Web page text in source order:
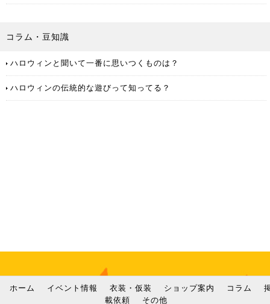
コラム・豆知識
ハロウィンと聞いて一番に思いつくものは？
ハロウィンの伝統的な遊びって知ってる？
ホーム イベント情報 衣装・仮装 ショップ案内 コラム
載依頼
その他